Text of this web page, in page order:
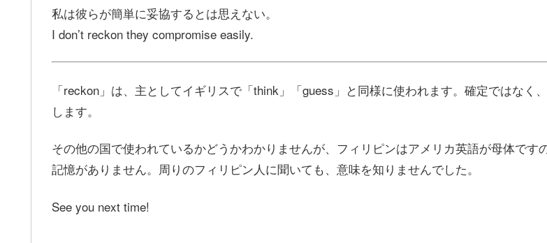
私は彼らが簡単に妥協するとは思えない。
I don’t reckon they compromise easily.
「reckon」は、主としてイギリスで「think」「guess」と同様に使われます。確定ではなく
します。
その他の国で使われているかどうかわかりませんが、フィリピンはアメリカ英語が母体です
記憶がありません。周りのフィリピン人に聞いても、意味を知りませんでした。
See you next time!